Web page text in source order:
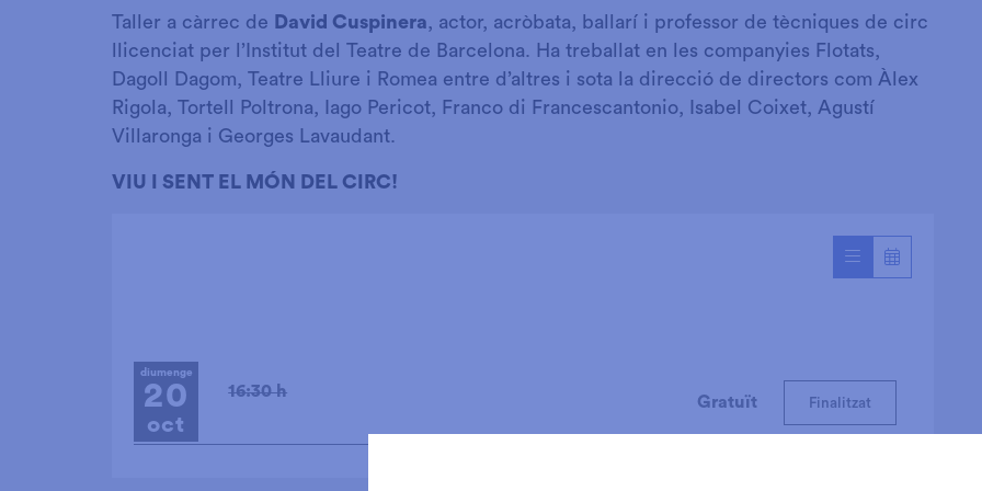
Taller a càrrec de David Cuspinera, actor, acròbata, ballarí i professor de tècniques de circ
llicenciat per l’Institut del Teatre de Barcelona. Ha treballat en les companyies Flotats,
Dagoll Dagom, Teatre Lliure i Romea entre d’altres i sota la direcció de directors com Àlex
Rigola, Tortell Poltrona, Iago Pericot, Franco di Francescantonio, Isabel Coixet, Agustí
Villaronga i Georges Lavaudant.
VIU I SENT EL MÓN DEL CIRC!
diumenge
20
oct
16:30 h
Gratuït Finalitzat